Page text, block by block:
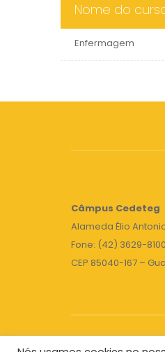
Nome do
Enfermagem
Câmpus Cedeteg
Alameda Élio
Fone: (42) 3629-8100
CEP 85040-167 –